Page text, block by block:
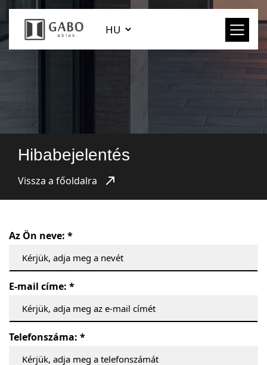
Hibabejelentés
Vissza a főoldalra
Az Ön neve: *
E-mail címe: *
Telefonszáma: *